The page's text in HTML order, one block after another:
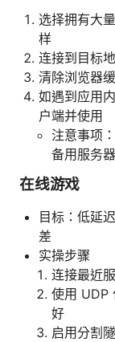
选择拥有大
样
连接到目标
清除浏览器
如遇到应用
户端并使用
注意事项
备用服务
在线游戏
目标：低延
差
实操步骤
连接最近
使用 UDP
好
启用分割